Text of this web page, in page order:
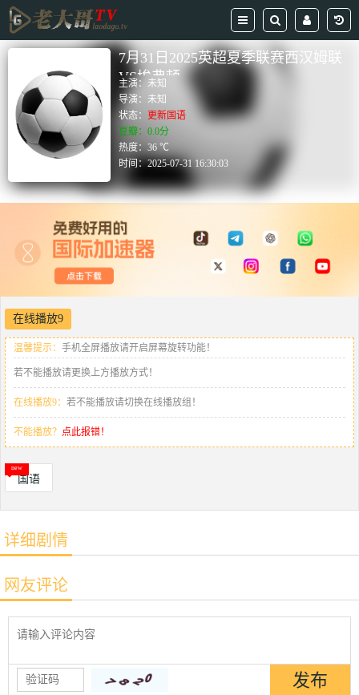
7月31日2025英超夏季联赛西汉姆联
VS埃弗顿
主演： 未知
导演：未知
状态： 更新国语
豆瓣：0.0分
热度：36 ℃
时间：2025-07-31 16:30:03
在线播放9
温馨提示： 手机全屏播放请开启屏幕旋转功能！
若不能播放请更换上方播放方式！
在线播放9： 若不能播放请切换在线播放组！
不能播放？ 点此报错！
国语
详细剧情
网友评论